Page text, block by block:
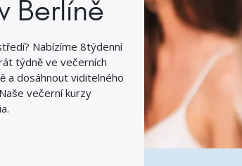
Berlíně
Nabízíme 8týdenní
týdně ve večerních
a dosáhnout viditelného
večerní kurzy